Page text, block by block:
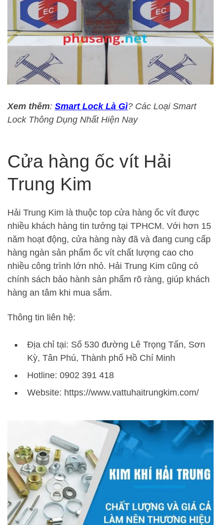
Xem thêm: Smart Lock Là Gì? Các Loại Smart
Lock Thông Dụng Nhất Hiện Nay
Cửa hàng ốc vít Hải
Trung Kim
Hải Trung Kim là thuộc top cửa hàng ốc vít được
nhiều khách hàng tin tưởng tại TPHCM. Với hơn 15
năm hoạt động, cửa hàng này đã và đang cung cấp
hàng ngàn sản phẩm ốc vít chất lượng cao cho
nhiều công trình lớn nhỏ. Hải Trung Kim cũng có
chính sách bảo hành sản phẩm rõ ràng, giúp khách
hàng an tâm khi mua sắm.
Thông tin liên hệ:
Địa chỉ tại: Số 530 đường Lê Trọng Tấn, Sơn
Kỳ, Tân Phú, Thành phố Hồ Chí Minh
Hotline: 0902 391 418
Website: https://www.vattuhaitrungkim.com/